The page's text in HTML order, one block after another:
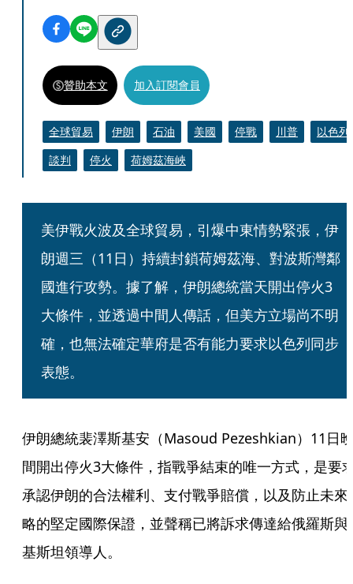
贊助本文 加入訂閱會員
全球貿易 伊朗 石油 美國 停戰 川普
以色列
談判
停火 荷姆茲海峽
美伊戰火波及全球貿易，引爆中東情勢緊張，伊
朗週三（11日）持續封鎖荷姆茲海、對波斯灣鄰
國進行攻勢。據了解，伊朗總統當天開出停火3
大條件，並透過中間人傳話，但美方立場尚不明
確，也無法確定華府是否有能力要求以色列同步
表態。
伊朗總統裴澤斯基安（Masoud Pezeshkian）11日
間開出停火3大條件，指戰爭結束的唯一方式，是要
承認伊朗的合法權利、支付戰爭賠償，以及防止未來
略的堅定國際保證，並聲稱已將訴求傳達給俄羅斯與
基斯坦領導人。